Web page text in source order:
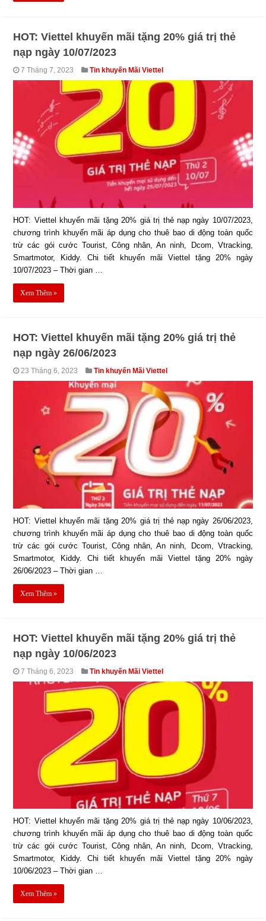
HOT: Viettel khuyến mãi tặng 20% giá trị thẻ
nạp ngày 10/07/2023
7 Tháng 7, 2023 Tin khuyến Mãi Viettel
HOT: Viettel khuyến mãi tặng 20% giá trị thẻ nạp ngày 10/07/2023,
chương trình khuyến mãi áp dụng cho thuê bao di động toàn quốc
trừ các gói cước Tourist, Công nhân, An ninh, Dcom, Vtracking,
Smartmotor, Kiddy. Chi tiết khuyến mãi Viettel tặng 20% ngày
10/07/2023 – Thời gian …
Xem Thêm »
HOT: Viettel khuyến mãi tặng 20% giá trị thẻ
nạp ngày 26/06/2023
23 Tháng 6, 2023 Tin khuyến Mãi Viettel
HOT: Viettel khuyến mãi tặng 20% giá trị thẻ nạp ngày 26/06/2023,
chương trình khuyến mãi áp dụng cho thuê bao di động toàn quốc
trừ các gói cước Tourist, Công nhân, An ninh, Dcom, Vtracking,
Smartmotor, Kiddy. Chi tiết khuyến mãi Viettel tặng 20% ngày
26/06/2023 – Thời gian …
Xem Thêm »
HOT: Viettel khuyến mãi tặng 20% giá trị thẻ
nạp ngày 10/06/2023
7 Tháng 6, 2023 Tin khuyến Mãi Viettel
HOT: Viettel khuyến mãi tặng 20% giá trị thẻ nạp ngày 10/06/2023,
chương trình khuyến mãi áp dụng cho thuê bao di động toàn quốc
trừ các gói cước Tourist, Công nhân, An ninh, Dcom, Vtracking,
Smartmotor, Kiddy. Chi tiết khuyến mãi Viettel tặng 20% ngày
10/06/2023 – Thời gian …
Xem Thêm »